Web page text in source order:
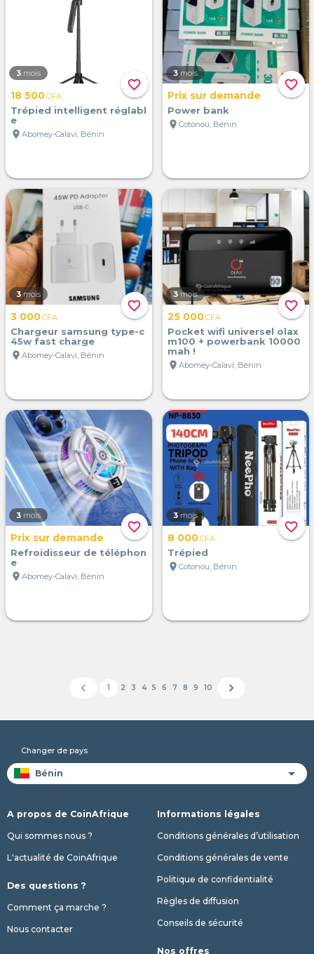
favorite_border
3 mois
18 500CFA
Trépied intelligent réglabl
e
location_on Abomey-Calavi, Bénin
favorite_border
3 mois
Prix sur demande
Power bank
location_on Cotonou, Bénin
favorite_border
3 mois
3 000CFA
Chargeur samsung type-c
45w fast charge
location_on Abomey-Calavi, Bénin
favorite_border
3 mois
25 000CFA
Pocket wifi universel olax
m100 + powerbank 10000
mah !
location_on Abomey-Calavi, Bénin
favorite_border
3 mois
Prix sur demande
Refroidisseur de téléphon
e
location_on Abomey-Calavi, Bénin
favorite_border
3 mois
8 000CFA
Trépied
location_on Cotonou, Bénin
chevron_left 1 2 3 4 5 6 7 8 9 10 chevron_right
Changer de pays
A propos de CoinAfrique
Qui sommes nous ?
L'actualité de CoinAfrique
Des questions ?
Comment ça marche ?
Nous contacter
Informations légales
Conditions générales d’utilisation
Conditions générales de vente
Politique de confidentialité
Règles de diffusion
Conseils de sécurité
Nos offres